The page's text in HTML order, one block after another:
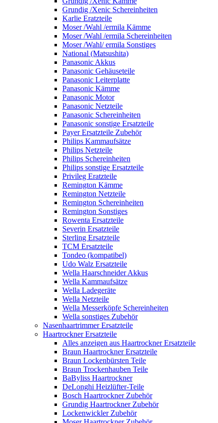
Grundig /Xenic Schereinheiten
Karlie Eratzteile
Moser /Wahl /ermila Kämme
Moser /Wahl /ermila Schereinheiten
Moser /Wahl/ ermila Sonstiges
National (Matsushita)
Panasonic Akkus
Panasonic Gehäuseteile
Panasonic Leiterplatte
Panasonic Kämme
Panasonic Motor
Panasonic Netzteile
Panasonic Schereinheiten
Panasonic sonstige Ersatzteile
Payer Ersatzteile Zubehör
Philips Kammaufsätze
Philips Netzteile
Philips Schereinheiten
Philips sonstige Ersatzteile
Privileg Eratzteile
Remington Kämme
Remington Netzteile
Remington Schereinheiten
Remington Sonstiges
Rowenta Ersatzteile
Severin Ersatzteile
Sterling Ersatzteile
TCM Ersatzteile
Tondeo (kompatibel)
Udo Walz Ersatzteile
Wella Haarschneider Akkus
Wella Kammaufsätze
Wella Ladegeräte
Wella Netzteile
Wella Messerköpfe Schereinheiten
Wella sonstiges Zubehör
Nasenhaartrimmer Ersatzteile
Haartrockner Ersatzteile
Alles anzeigen aus Haartrockner Ersatzteile
Braun Haartrockner Ersatzteile
Braun Lockenbürsten Teile
Braun Trockenhauben Teile
BaByliss Haartrockner
DeLonghi Heizlüfter-Teile
Bosch Haartrockner Zubehör
Grundig Haartrockner Zubehör
Lockenwickler Zubehör